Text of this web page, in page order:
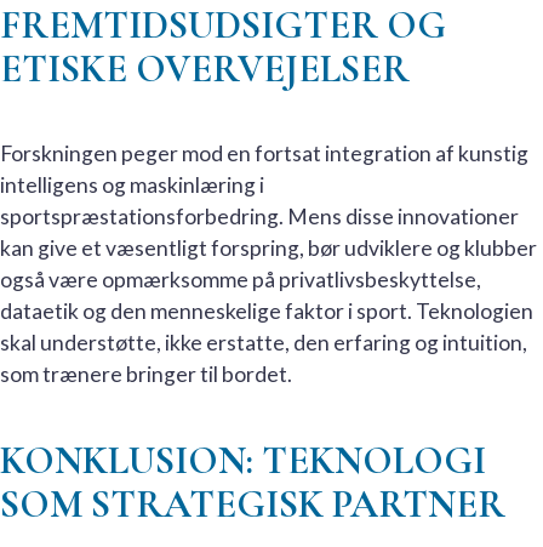
FREMTIDSUDSIGTER OG
ETISKE OVERVEJELSER
Forskningen peger mod en fortsat integration af kunstig
intelligens og maskinlæring i
sportspræstationsforbedring. Mens disse innovationer
kan give et væsentligt forspring, bør udviklere og klubber
også være opmærksomme på privatlivsbeskyttelse,
dataetik og den menneskelige faktor i sport. Teknologien
skal understøtte, ikke erstatte, den erfaring og intuition,
som trænere bringer til bordet.
KONKLUSION: TEKNOLOGI
SOM STRATEGISK PARTNER